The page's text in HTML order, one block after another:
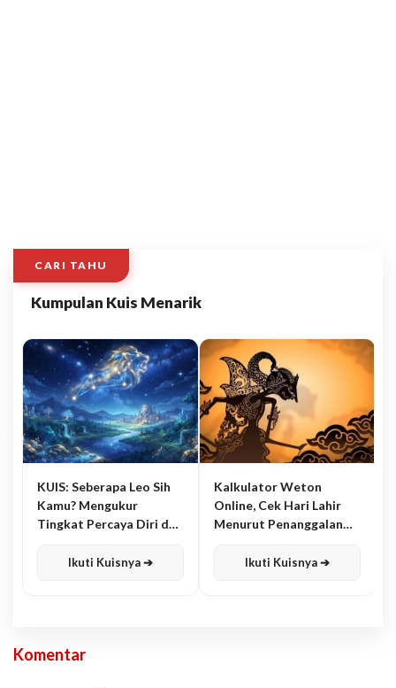
CARI TAHU
Kumpulan Kuis Menarik
KUIS: Seberapa Leo Sih
Kamu? Mengukur
Tingkat Percaya Diri dan
Ikuti Kuisnya ➔
Kalkulator Weton
Online, Cek Hari Lahir
Menurut Penanggalan
Ikuti Kuisnya ➔
Komentar